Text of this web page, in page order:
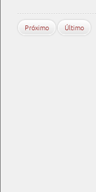
Próximo Último